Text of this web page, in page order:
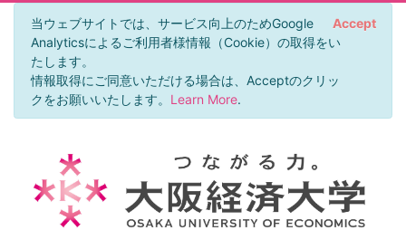
当ウェブサイトでは、サービス向上のためGoogle
Analyticsによるご利用者様情報（Cookie）の取得をい
たします。
情報取得にご同意いただける場合は、Acceptのクリッ
クをお願いいたします。 Learn More.
Accept